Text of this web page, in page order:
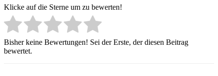
Klicke auf die Sterne um zu bewerten!
Bisher keine Bewertungen! Sei der Erste, der diesen Beitrag
bewertet.